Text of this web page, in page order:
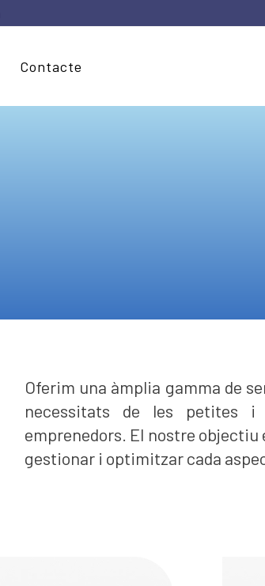
Contacte
Oferim una àmplia gamma de
necessitats de les petites i
emprenedors. El nostre
gestionar i optimitzar cada